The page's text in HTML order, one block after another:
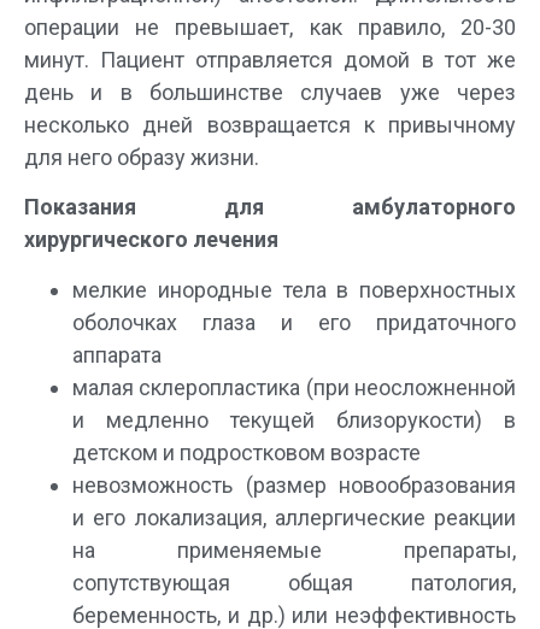
операции не превышает, как правило, 20-30
минут. Пациент отправляется домой в тот же
день и в большинстве случаев уже через
несколько дней возвращается к привычному
для него образу жизни.
Показания для амбулаторного
хирургического лечения
мелкие инородные тела в поверхностных
оболочках глаза и его придаточного
аппарата
малая склеропластика (при неосложненной
и медленно текущей близорукости) в
детском и подростковом возрасте
невозможность (размер новообразования
и его локализация, аллергические реакции
на применяемые препараты,
сопутствующая общая патология,
беременность, и др.) или неэффективность